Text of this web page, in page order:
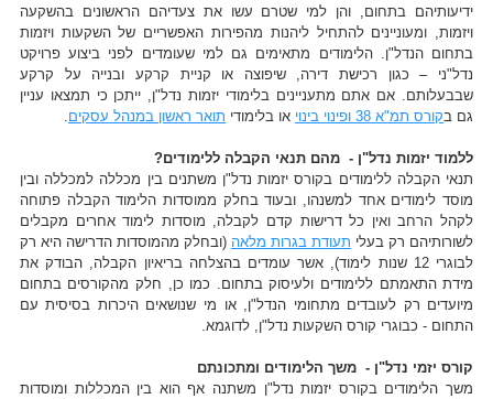
ידיעותיהם בתחום, והן למי שטרם עשו את צעדיהם הראשונים בהשקעה
ויזמות, ומעוניינים להתחיל ליהנות מהפירות האפשריים של השקעות ויזמות
בתחום הנדל"ן. הלימודים מתאימים גם למי שעומדים לפני ביצוע פרויקט
נדל"ני – כגון רכישת דירה, שיפוצה או קניית קרקע ובנייה על קרקע
שבבעלותם. אם אתם מתעניינים בלימודי יזמות נדל"ן, ייתכן כי תמצאו עניין
גם בקורס תמ"א 38 ופינוי בינוי או בלימודי תואר ראשון במנהל עסקים
ללמוד יזמות נדל"ן - מהם תנאי הקבלה ללימודים?
תנאי הקבלה ללימודים בקורס יזמות נדל"ן משתנים בין מכללה למכללה ובין
מוסד לימודים אחד למשנהו, ובעוד בחלק ממוסדות הלימוד הקבלה פתוחה
לקהל הרחב ואין כל דרישות קדם לקבלה, מוסדות לימוד אחרים מקבלים
לשורותיהם רק בעלי תעודת בגרות מלאה (ובחלק מהמוסדות הדרישה היא רק
לבוגרי 12 שנות לימוד), אשר עומדים בהצלחה בריאיון הקבלה, הבודק את
מידת התאמתם ללימודים ולעיסוק בתחום. כמו כן, חלק מהקורסים בתחום
מיועדים רק לעובדים מתחומי הנדל"ן, או מי שנושאים היכרות בסיסית עם
התחום - כבוגרי קורס השקעות נדל"ן, לדוגמא.
קורס יזמי נדל"ן - משך הלימודים ומתכונתם
משך הלימודים בקורס יזמות נדל"ן משתנה אף הוא בין המכללות ומוסדות